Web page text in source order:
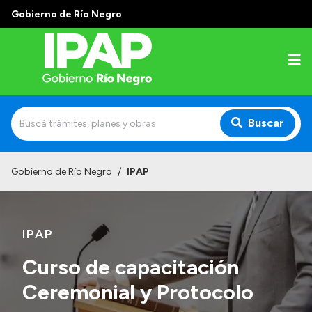
Gobierno de Río Negro
Buscar
El IPAP
Autoridades
Alumnos
Docentes y Capacitadores
Gobierno de Río Negro / IPAP
IPAP
Curso de capacitación
Ceremonial y Protocolo